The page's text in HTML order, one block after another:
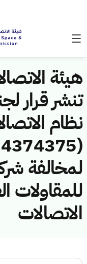
هيئة
تنشر قرار
نظام
لمخالفة
للمقاولات
الاتصالات